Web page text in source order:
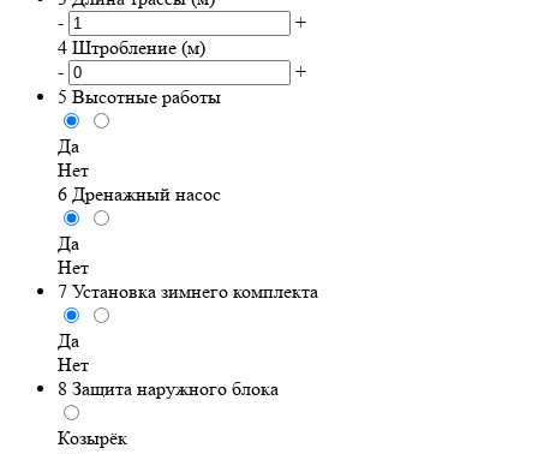
-
+
4 Штробление (м)
-
+
5 Высотные работы
Да
Нет
6 Дренажный насос
Да
Нет
7 Установка зимнего комплекта
Да
Нет
8 Защита наружного блока
Козырёк